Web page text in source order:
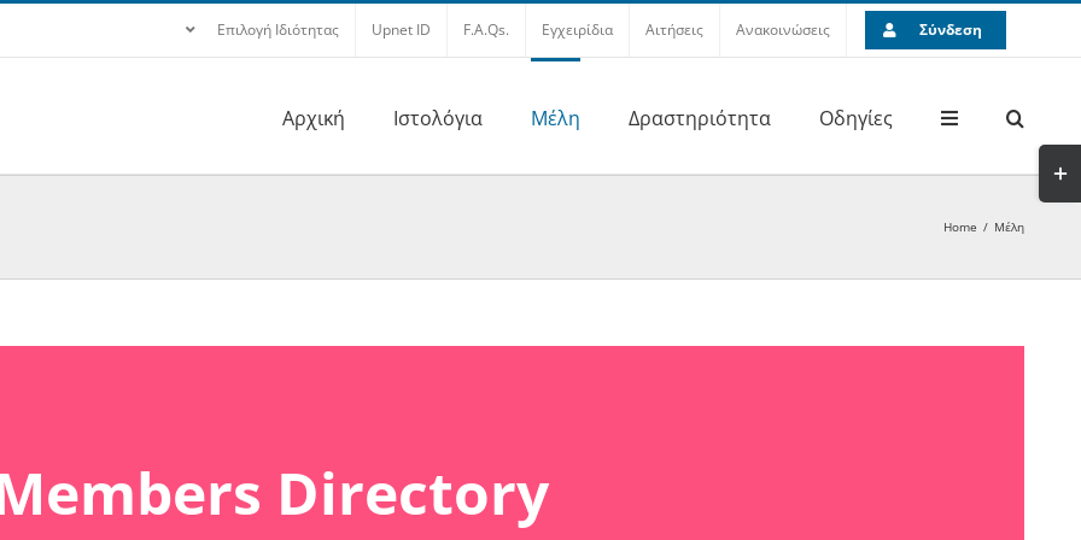
Επιλογή Ιδιότητας Upnet ID F.A.Qs. Εγχειρίδια Αιτήσεις Ανακοινώσεις Σύνδεση
Αρχική Ιστολόγια Μέλη Δραστηριότητα Οδηγίες
Home / Μέλη
Directory